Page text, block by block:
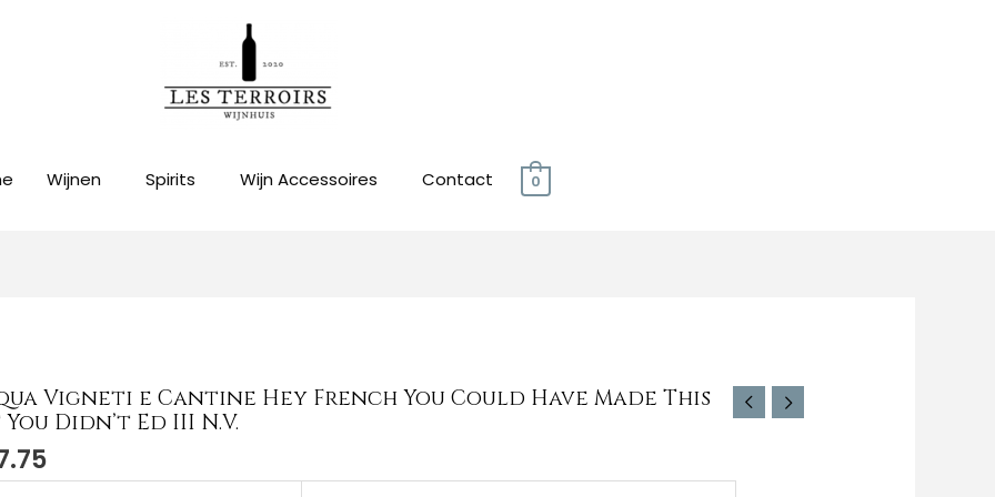
Wijnen Spirits Wijn Accessoires Contact 0
Vigneti e Cantine Hey French You Could Have Made This
Didn’t Ed III N.V.